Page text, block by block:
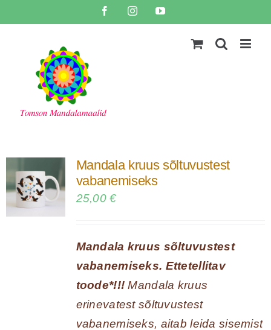
to
FacebookInstagramYouTube
Mandala kruus sõltuvustest
vabanemiseks
25,00€
Mandala kruus sõltuvustest
vabanemiseks. Ettetellitav
toode*!!! Mandala kruus
erinevatest sõltuvustest
vabanemiseks, aitab leida sisemist